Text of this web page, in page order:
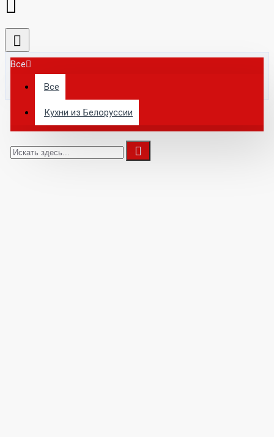
Все
Все
Кухни из Белоруссии